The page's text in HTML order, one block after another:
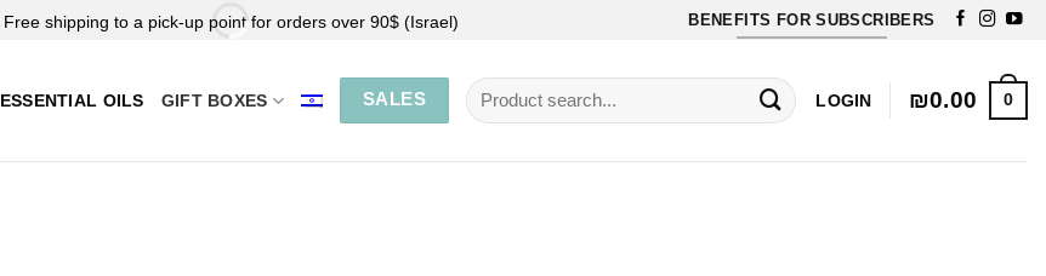
Free shipping to a pick-up point for orders over 90$ (Israel) Free Exfoliating soap for orders over 70$
BENEFITS FOR SUBSCRIBERS
ESSENTIAL OILS GIFT BOXES SALES
Search
for:
LOGIN ₪0.00 0